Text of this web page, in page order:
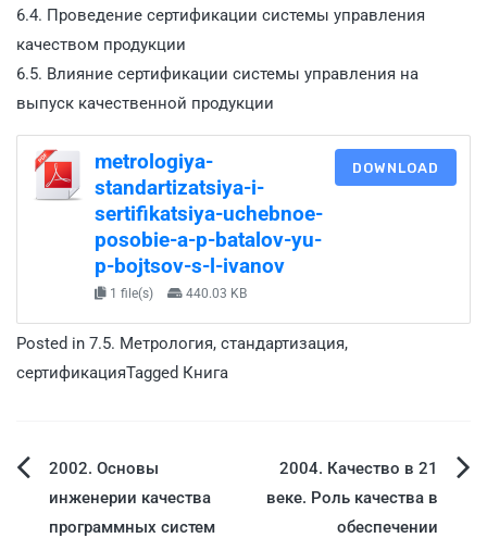
6.4. Проведение сертификации системы управления
качеством продукции
6.5. Влияние сертификации системы управления на
выпуск качественной продукции
metrologiya-
standartizatsiya-i-
sertifikatsiya-uchebnoe-
posobie-a-p-batalov-yu-
p-bojtsov-s-l-ivanov
1 file(s) 440.03 KB
DOWNLOAD
Posted in 7.5. Метрология, стандартизация,
сертификацияTagged Книга
2002. Основы
инженерии качества
программных систем
2004. Качество в 21
веке. Роль качества в
обеспечении